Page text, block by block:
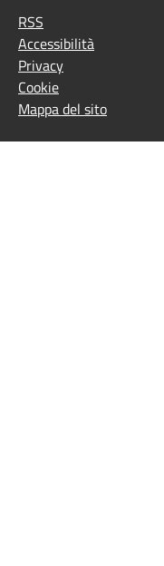
RSS
Accessibilità
Privacy
Cookie
Mappa del sito